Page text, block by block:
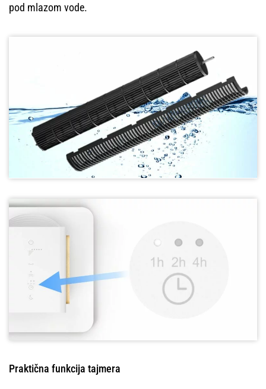
pod mlazom vode.
Praktična funkcija tajmera